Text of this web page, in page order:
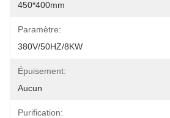
450*400mm
Paramètre:
380V/50HZ/8KW
Épuisement:
Aucun
Purification: